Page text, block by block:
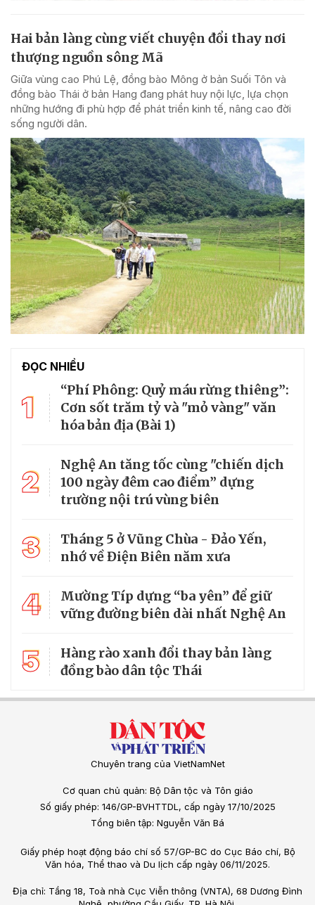
Hai bản làng cùng viết chuyện đổi thay nơi
thượng nguồn sông Mã
Giữa vùng cao Phú Lệ, đồng bào Mông ở bản Suối Tôn và
đồng bào Thái ở bản Hang đang phát huy nội lực, lựa chọn
những hướng đi phù hợp để phát triển kinh tế, nâng cao đời
sống người dân.
ĐỌC NHIỀU
1
“Phí Phông: Quỷ máu rừng thiêng”:
Cơn sốt trăm tỷ và "mỏ vàng" văn
hóa bản địa (Bài 1)
2
Nghệ An tăng tốc cùng "chiến dịch
100 ngày đêm cao điểm” dựng
trường nội trú vùng biên
3
Tháng 5 ở Vũng Chùa - Đảo Yến,
nhớ về Điện Biên năm xưa
4
Mường Típ dựng “ba yên” để giữ
vững đường biên dài nhất Nghệ An
5
Hàng rào xanh đổi thay bản làng
đồng bào dân tộc Thái
Chuyên trang của VietNamNet
Cơ quan chủ quản: Bộ Dân tộc và Tôn giáo
Số giấy phép: 146/GP-BVHTTDL, cấp ngày 17/10/2025
Tổng biên tập: Nguyễn Văn Bá
Giấy phép hoạt động báo chí số 57/GP-BC do Cục Báo chí, Bộ
Văn hóa, Thể thao và Du lịch cấp ngày 06/11/2025.
Địa chỉ: Tầng 18, Toà nhà Cục Viễn thông (VNTA), 68 Dương Đình